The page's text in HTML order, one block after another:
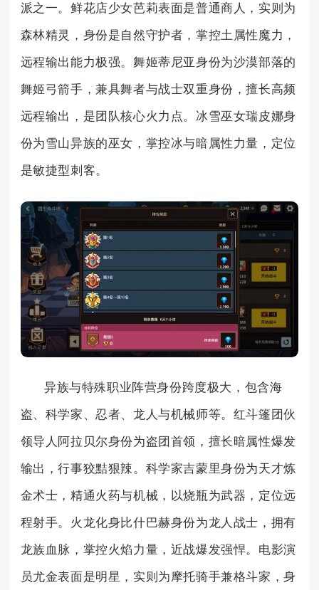
派之一。鲜花店少女芭莉表面是普通商人，实则为
森林精灵，身份是自然守护者，掌控土属性魔力，
远程输出能力极强。舞姬蒂尼亚身份为沙漠部落的
舞姬弓箭手，兼具舞者与战士双重身份，擅长高频
远程输出，是团队核心火力点。冰雪巫女瑞皮娜身
份为雪山异族的巫女，掌控冰与暗属性力量，定位
是敏捷型刺客。
异族与特殊职业阵营身份跨度极大，包含海
盗、科学家、忍者、龙人与机械师等。红斗篷团伙
领导人阿拉贝尔身份为盗团首领，擅长暗属性爆发
输出，行事狡黠狠辣。科学家吉蒙里身份为天才炼
金术士，精通火药与机械，以烧瓶为武器，定位远
程射手。火龙化身比什巴赫身份为龙人战士，拥有
龙族血脉，掌控火焰力量，近战爆发强悍。电影演
员尤金表面是明星，实则为摩托骑手兼格斗家，身